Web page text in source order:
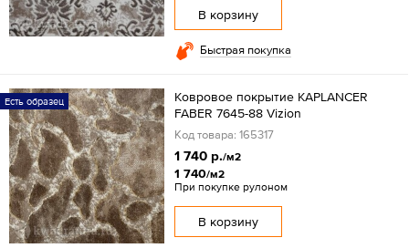
В корзину
Быстрая покупка
Есть образец
Ковровое покрытие KAPLANCER
FABER 7645-88 Vizion
Код товара: 165317
1 740 р./м2
1 740/м2
При покупке рулоном
В корзину